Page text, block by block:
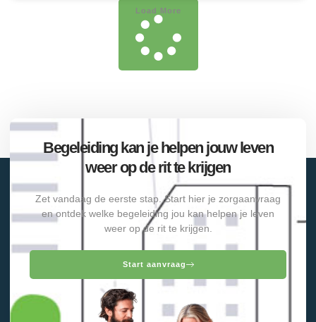
Load More
Begeleiding kan je helpen jouw leven
weer op de rit te krijgen
Zet vandaag de eerste stap. Start hier je zorgaanvraag
en ontdek welke begeleiding jou kan helpen je leven
weer op de rit te krijgen.
Start aanvraag